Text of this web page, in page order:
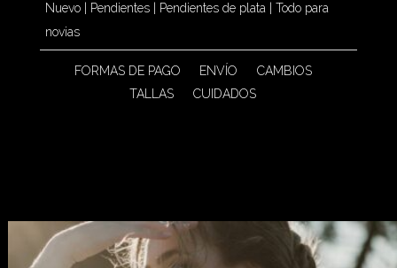
Nuevo| Pendientes| Pendientes de plata
Todo para
novias
FORMAS DE PAGO ENVÍO
CAMBIOS
TALLAS
CUIDADOS